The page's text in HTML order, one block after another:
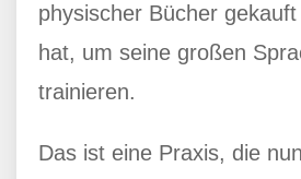
physischer Bücher
hat, um seine großen
trainieren.
Das ist eine Praxis, die